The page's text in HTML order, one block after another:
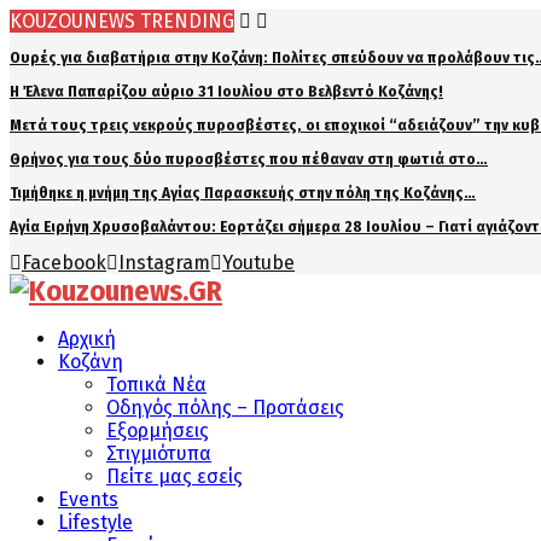
KOUZOUNEWS TRENDING
Ουρές για διαβατήρια στην Κοζάνη: Πολίτες σπεύδουν να προλάβουν
Η Έλενα Παπαρίζου αύριο 31 Ιουλίου στο Βελβεντό Κοζάνης!
Μετά τους τρεις νεκρούς πυροσβέστες, οι εποχικοί “αδειάζουν” την
Θρήνος για τους δύο πυροσβέστες που πέθαναν στη φωτιά στο…
Τιμήθηκε η μνήμη της Αγίας Παρασκευής στην πόλη της Κοζάνης…
Αγία Ειρήνη Χρυσοβαλάντου: Εορτάζει σήμερα 28 Ιουλίου – Γιατί
Facebook Instagram Youtube
Αρχική
Κοζάνη
Τοπικά Νέα
Οδηγός πόλης – Προτάσεις
Εξορμήσεις
Στιγμιότυπα
Πείτε μας εσείς
Events
Lifestyle